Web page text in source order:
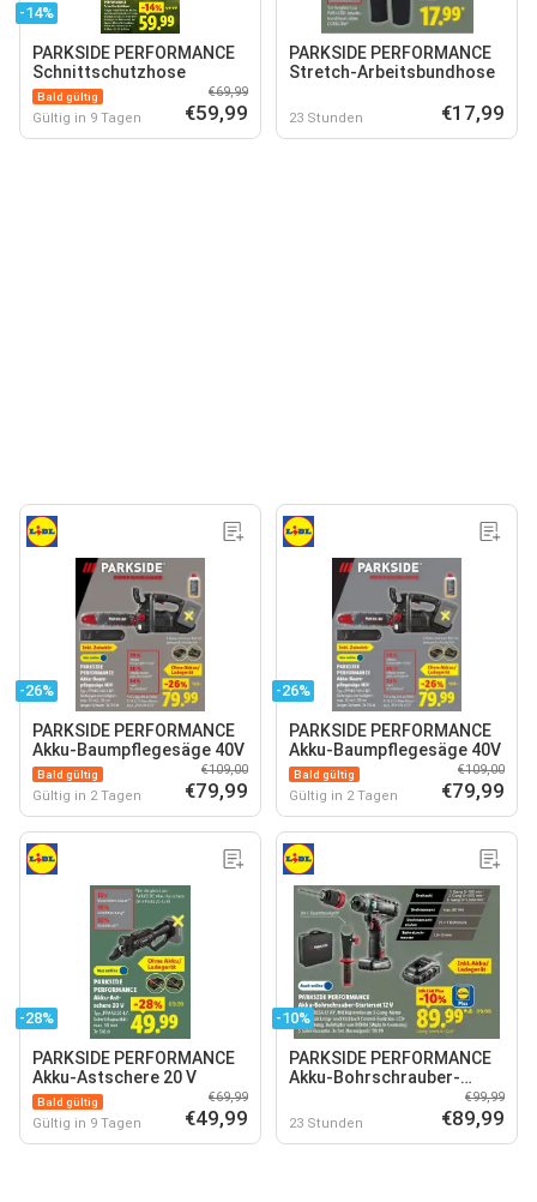
-14%
PARKSIDE PERFORMANCE
Schnittschutzhose
Bald gültig
Gültig in 9 Tagen
€69,99
€59,99
PARKSIDE PERFORMANCE
Stretch-Arbeitsbundhose
23 Stunden €17,99
-26%
PARKSIDE PERFORMANCE
Akku-Baumpflegesäge 40V
Bald gültig
Gültig in 2 Tagen
€109,00
€79,99
-26%
PARKSIDE PERFORMANCE
Akku-Baumpflegesäge 40V
Bald gültig
Gültig in 2 Tagen
€109,00
€79,99
-28%
PARKSIDE PERFORMANCE
Akku-Astschere 20 V
Bald gültig
Gültig in 9 Tagen
€69,99
€49,99
-10%
PARKSIDE PERFORMANCE
Akku-Bohrschrauber-
23 Stunden
€99,99
€89,99